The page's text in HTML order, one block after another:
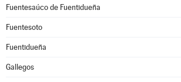
Fuentesaúco de Fuentidueña
Fuentesoto
Fuentidueña
Gallegos